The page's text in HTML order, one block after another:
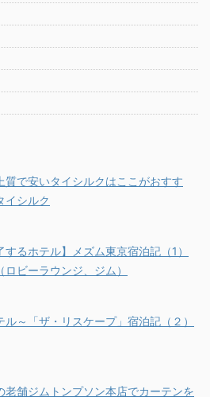
質で安いタイシルクはここがおすす
イシルク
するホテル】メズム東京宿泊記（1）
ロビーラウンジ、ジム）
ル～「ザ・リスケープ」宿泊記（２）
老舗ジムトンプソン本店でカーテンを